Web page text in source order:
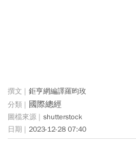
鉅亨網編譯羅昀玫
國際總經
shutterstock
2023-12-28 07:40